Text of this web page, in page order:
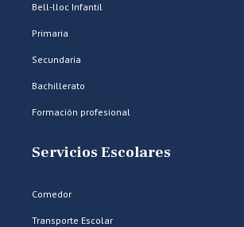
Bell-lloc Infantil
Primaria
Secundaria
Bachillerato
Formación profesional
Servicios Escolares
Comedor
Transporte Escolar